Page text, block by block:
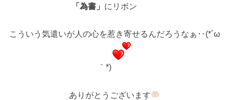
「為書」 にリボン
こういう気遣いが人の心を惹き寄せるんだろうなぁ‥(*´ω
｀*)
ありがとうございます